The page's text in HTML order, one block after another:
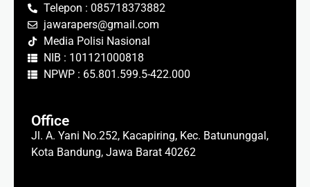
Telepon : 085718373882
jawarapers@gmail.com
Media Polisi Nasional
NIB : 101121000818
NPWP : 65.801.599.5-422.000
Office
Jl. A. Yani No.252, Kacapiring, Kec. Batununggal,
Kota Bandung, Jawa Barat 40262